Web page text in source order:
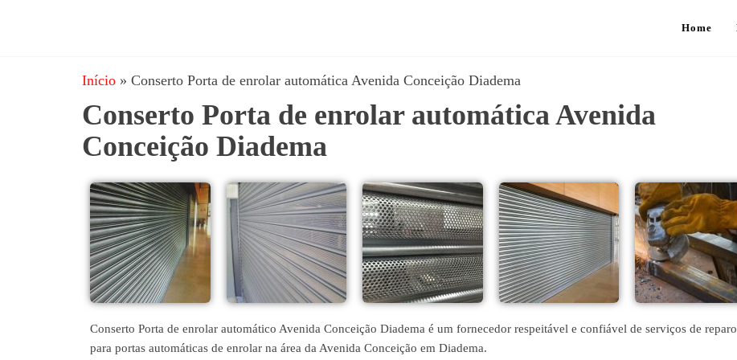
e
Serralheria
coberturas
metálicas,
mezanino
metálico,
telhado
metálico,
grades
entre
outros.
Home
Início » Conserto Porta de enrolar automática Avenida Conceição Diadema
Conserto Porta de enrolar automática Avenida
Conceição Diadema
Conserto Porta de enrolar automático Avenida Conceição Diadema é um fornecedor respeitável e confiável de serviços de reparo
para portas automáticas de enrolar na área da Avenida Conceição em Diadema.